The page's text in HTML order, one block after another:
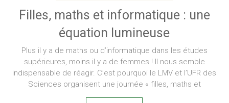
Filles, maths et informatique : une
équation lumineuse
Plus il y a de maths ou d’informatique dans les études
supérieures, moins il y a de femmes ! Il nous semble
indispensable de réagir. C’est pourquoi le LMV et l’UFR des
Sciences organisent une journée « filles, maths et